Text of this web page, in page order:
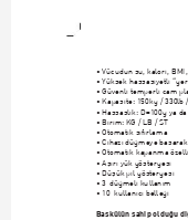
• Vücudun su, kalori,
• Yüksek hassasiyetli
• Güvenli temperli cam
• Kapasite: 150kg / 330lb
• Hassaslık: D=100g ya
• Birim: KG / LB / ST
• Otomatik sıfırlama
• Cihazı dü¤meye
• Otomatik kapanma
• Aﬂırı yük göstergesi
• Düﬂük pil göstergesi
• 3-dü¤meli kullanım
• 10-kullanıcı belle¤i
Baskülün sahip oldu¤u